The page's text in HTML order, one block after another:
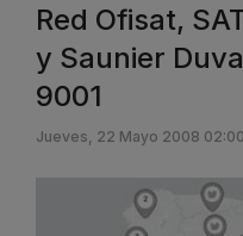
Red Ofisat,
y Saunier
9001
Jueves, 22 Mayo 2008 02:00